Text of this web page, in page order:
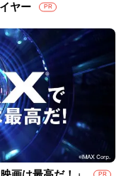
ヤー PR
PR